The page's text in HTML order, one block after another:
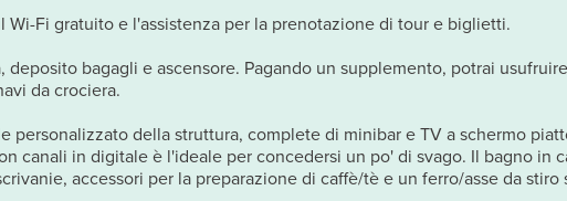
Fi gratuito e l'assistenza per la prenotazione di tour e biglietti.
bagagli e ascensore. Pagando un supplemento, potrai
da crociera.
personalizzato della struttura, complete di minibar e TV a schermo
canali in digitale è l'ideale per concedersi un po' di svago. Il bagno in
accessori per la preparazione di caffè/tè e un ferro/asse da stiro